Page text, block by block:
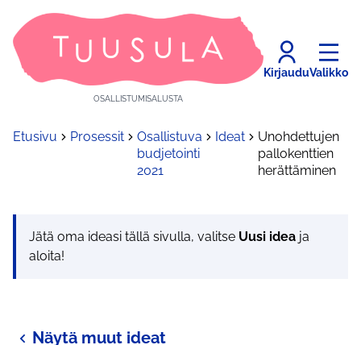
OSALLISTUMISALUSTA
KirjauduValikko
Etusivu Prosessit
Osallistuva
budjetointi
2021
Ideat
Unohdettujen
pallokenttien
herättäminen
Jätä oma ideasi tällä sivulla, valitse Uusi idea ja
aloita!
Näytä muut ideat